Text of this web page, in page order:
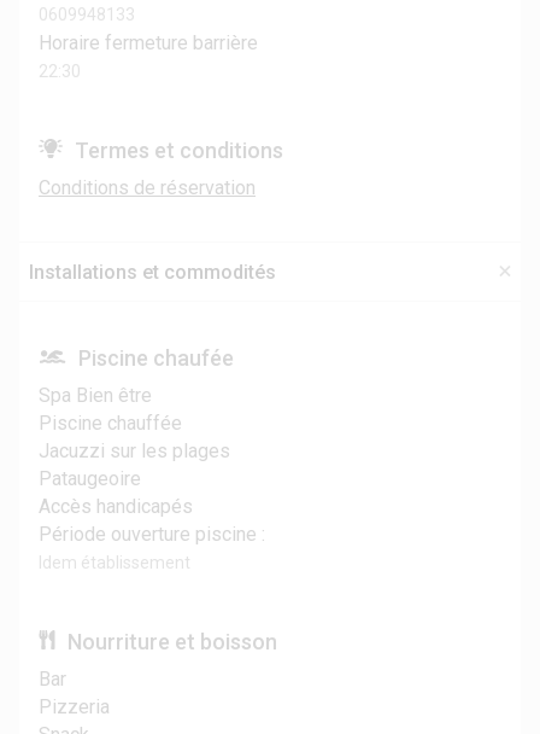
0609948133
Horaire fermeture barrière
22:30
Termes et conditions
Conditions de réservation
Installations et commodités
Piscine chaufée
Spa Bien être
Piscine chauffée
Jacuzzi sur les plages
Pataugeoire
Accès handicapés
Période ouverture piscine :
Idem établissement
Nourriture et boisson
Bar
Pizzeria